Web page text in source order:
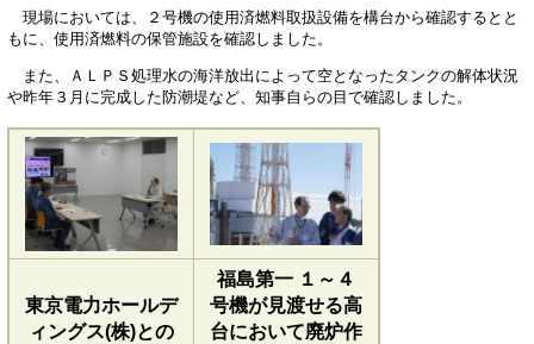
現場においては、２号機の使用済燃料取扱設備を構台から確認するとと
もに、使用済燃料の保管施設を確認しました。
また、ＡＬＰＳ処理水の海洋放出によって空となったタンクの解体状況
や昨年３月に完成した防潮堤など、知事自らの目で確認しました。
東京電力ホールデ
ィングス(株)との
福島第一 １～４
号機が見渡せる高
台において廃炉作